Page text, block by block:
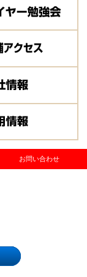
お問い合わせ